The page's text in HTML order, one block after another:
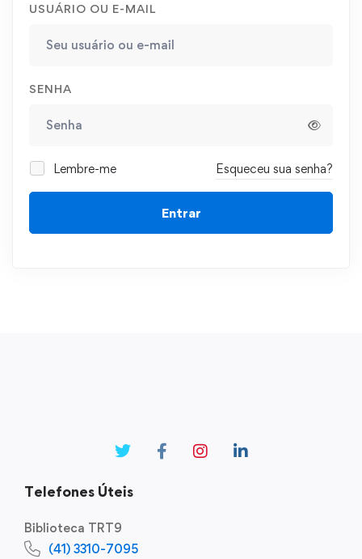
USUÁRIO OU E-MAIL
SENHA
Lembre-me Esqueceu sua senha?
Entrar
Telefones Úteis
Biblioteca TRT9
(41) 3310-7095